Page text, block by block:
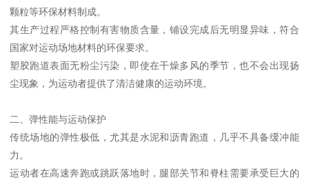
颗粒等环保材料制成。
其生产过程严格控制有害物质含量，铺设完成后无明显异味，符合
国家对运动场地材料的环保要求。
塑胶跑道表面无粉尘污染，即使在干燥多风的季节，也不会出现扬
尘现象，为运动者提供了清洁健康的运动环境。
二、弹性能与运动保护
传统场地的弹性极低，尤其是水泥和沥青跑道，几乎不具备缓冲能
力。
运动者在高速奔跑或跳跃落地时，腿部关节和脊柱需要承受巨大的